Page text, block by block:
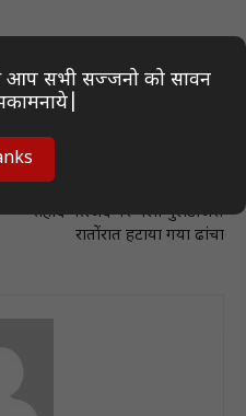
शहीद मस्जिद पर चला बुलडोजर!
रातोंरात हटाया गया ढांचा
सभी सज्जनो को सावन